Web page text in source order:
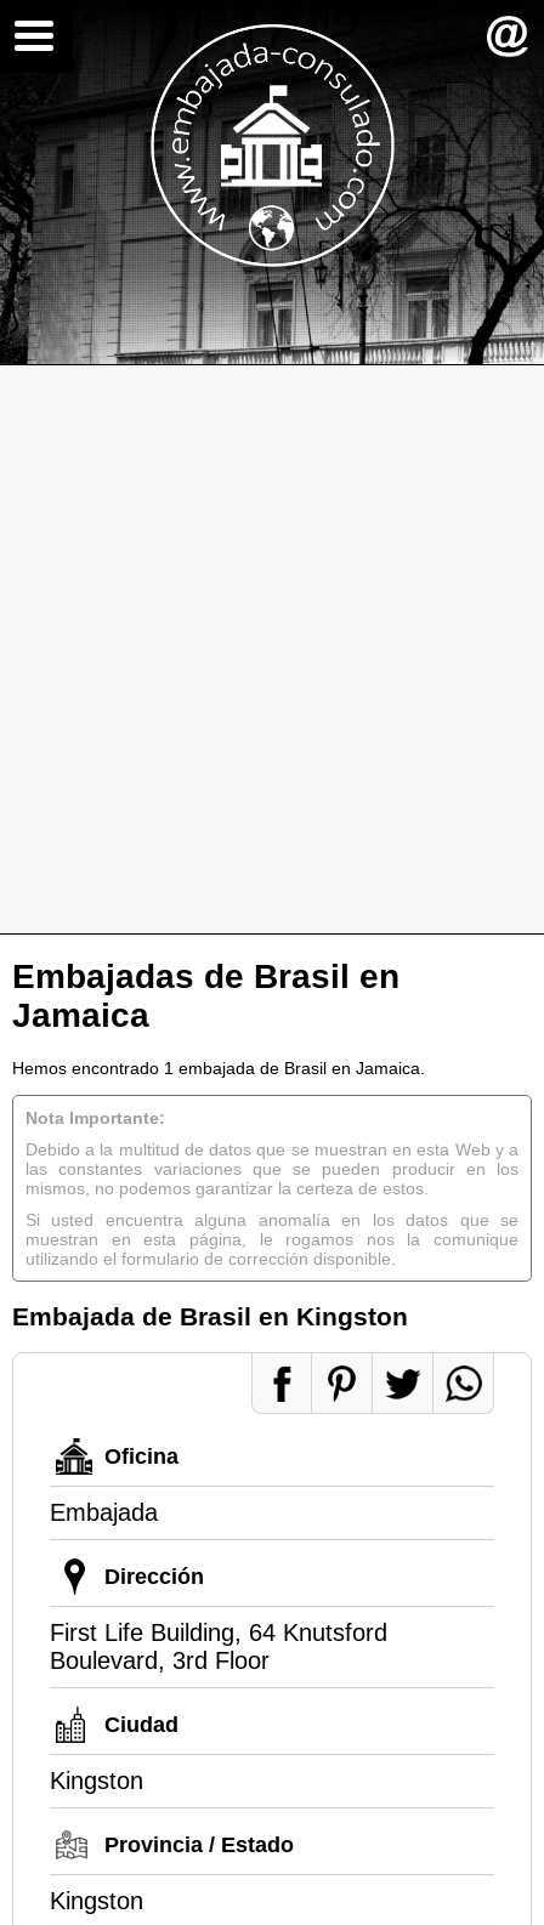
Embajadas de Brasil en
Jamaica
Hemos encontrado 1 embajada de Brasil en Jamaica.
Nota Importante:
Debido a la multitud de datos que se muestran en esta Web y a
las constantes variaciones que se pueden producir en los
mismos, no podemos garantizar la certeza de estos.
Si usted encuentra alguna anomalía en los datos que se
muestran en esta página, le rogamos nos la comunique
utilizando el formulario de corrección disponible.
Embajada de Brasil en Kingston
Oficina
Embajada
Dirección
First Life Building, 64 Knutsford
Boulevard, 3rd Floor
Ciudad
Kingston
Provincia / Estado
Kingston